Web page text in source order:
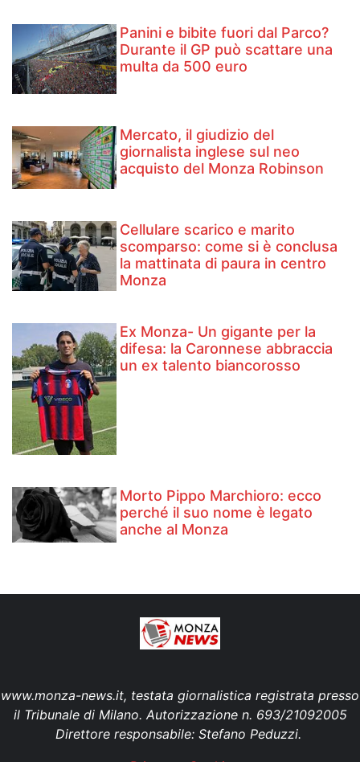
Panini e bibite fuori dal Parco?
Durante il GP può scattare una
multa da 500 euro
Mercato, il giudizio del
giornalista inglese sul neo
acquisto del Monza Robinson
Cellulare scarico e marito
scomparso: come si è conclusa
la mattinata di paura in centro
Monza
Ex Monza- Un gigante per la
difesa: la Caronnese abbraccia
un ex talento biancorosso
Morto Pippo Marchioro: ecco
perché il suo nome è legato
anche al Monza
www.monza-news.it, testata giornalistica registrata presso
il Tribunale di Milano. Autorizzazione n. 693/21092005
Direttore responsabile: Stefano Peduzzi.